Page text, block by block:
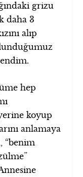
grizu
daha 3
alıp
hep
koyup
anlamaya
“benim